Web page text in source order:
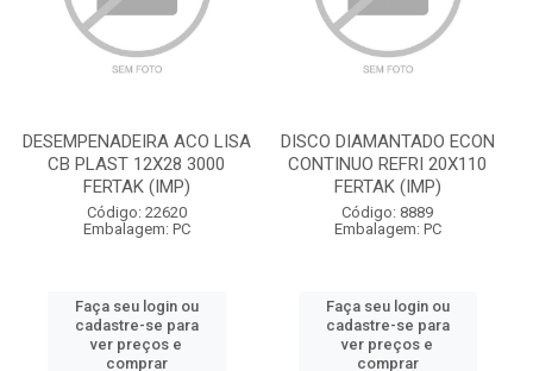
DESEMPENADEIRA ACO LISA
CB PLAST 12X28 3000
FERTAK (IMP)
Código: 22620
Embalagem: PC
Faça seu login ou
cadastre-se para
ver preços e
comprar
DISCO DIAMANTADO ECON
CONTINUO REFRI 20X110
FERTAK (IMP)
Código: 8889
Embalagem: PC
Faça seu login ou
cadastre-se para
ver preços e
comprar